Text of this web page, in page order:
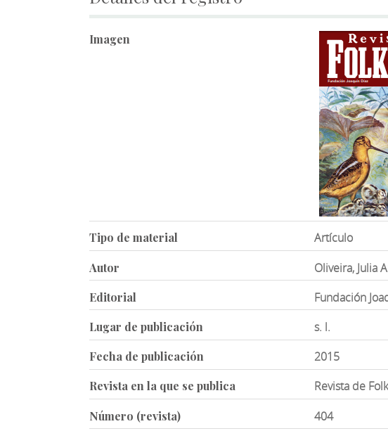
Imagen
Tipo de material Artículo
Autor Oliveira, Julia
Editorial Fundación
Lugar de publicación s. l.
Fecha de publicación 2015
Revista en la que se publica Revista de
Número (revista) 404